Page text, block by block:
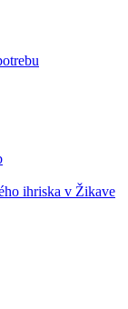
ihriska v Žikave